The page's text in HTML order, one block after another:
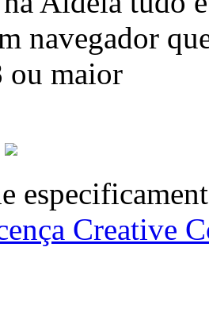
navegador
ou maior
Creative